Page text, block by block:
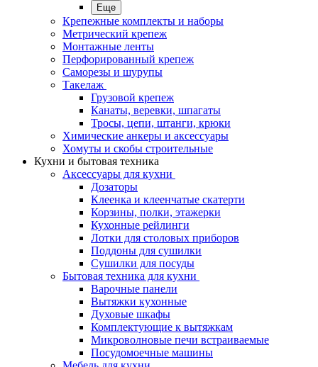
Еще
Крепежные комплекты и наборы
Метрический крепеж
Монтажные ленты
Перфорированный крепеж
Саморезы и шурупы
Такелаж
Грузовой крепеж
Канаты, веревки, шпагаты
Тросы, цепи, штанги, крюки
Химические анкеры и аксессуары
Хомуты и скобы строительные
Кухни и бытовая техника
Аксессуары для кухни
Дозаторы
Клеенка и клеенчатые скатерти
Корзины, полки, этажерки
Кухонные рейлинги
Лотки для столовых приборов
Поддоны для сушилки
Сушилки для посуды
Бытовая техника для кухни
Варочные панели
Вытяжки кухонные
Духовые шкафы
Комплектующие к вытяжкам
Микроволновые печи встраиваемые
Посудомоечные машины